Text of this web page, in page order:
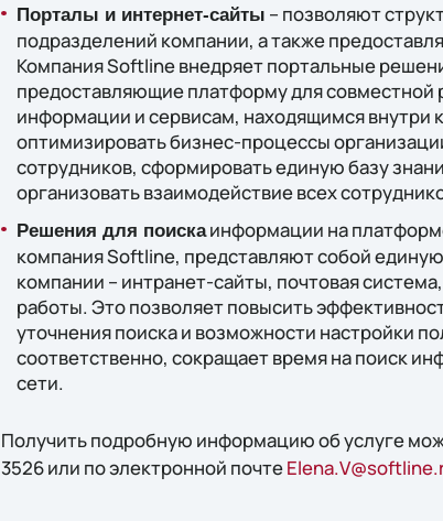
Порталы и интернет-сайты – позволяют
подразделений компании, а также
Компания Softline внедряет портальные
предоставляющие платформу для совместной
информации и сервисам, находящимся внутри
оптимизировать бизнес-процессы
сотрудников, сформировать единую базу
организовать взаимодействие всех
Решения для поискаинформации на
компания Softline, представляют собой
компании – интранет-сайты, почтовая
работы. Это позволяет повысить
уточнения поиска и возможности настройки
соответственно, сокращает время на поиск
сети.
Получить подробную информацию об услуге
3526 или по электронной почте